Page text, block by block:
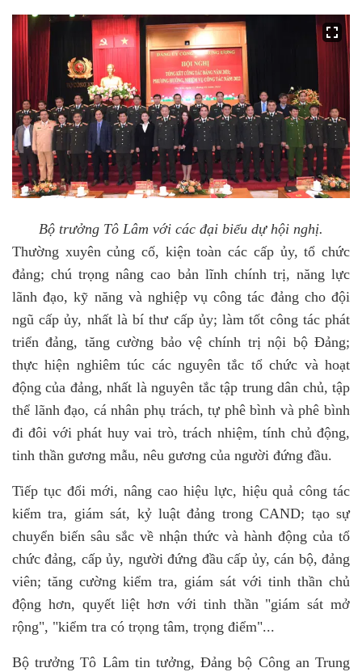
Bộ trưởng Tô Lâm với các đại biểu dự hội nghị.
Thường xuyên củng cố, kiện toàn các cấp ủy, tổ chức
đảng; chú trọng nâng cao bản lĩnh chính trị, năng lực
lãnh đạo, kỹ năng và nghiệp vụ công tác đảng cho đội
ngũ cấp ủy, nhất là bí thư cấp ủy; làm tốt công tác phát
triển đảng, tăng cường bảo vệ chính trị nội bộ Đảng;
thực hiện nghiêm túc các nguyên tắc tổ chức và hoạt
động của đảng, nhất là nguyên tắc tập trung dân chủ, tập
thể lãnh đạo, cá nhân phụ trách, tự phê bình và phê bình
đi đôi với phát huy vai trò, trách nhiệm, tính chủ động,
tinh thần gương mẫu, nêu gương của người đứng đầu.
Tiếp tục đổi mới, nâng cao hiệu lực, hiệu quả công tác
kiểm tra, giám sát, kỷ luật đảng trong CAND; tạo sự
chuyển biến sâu sắc về nhận thức và hành động của tổ
chức đảng, cấp ủy, người đứng đầu cấp ủy, cán bộ, đảng
viên; tăng cường kiểm tra, giám sát với tinh thần chủ
động hơn, quyết liệt hơn với tinh thần "giám sát mở
rộng", "kiểm tra có trọng tâm, trọng điểm"...
Bộ trưởng Tô Lâm tin tưởng, Đảng bộ Công an Trung